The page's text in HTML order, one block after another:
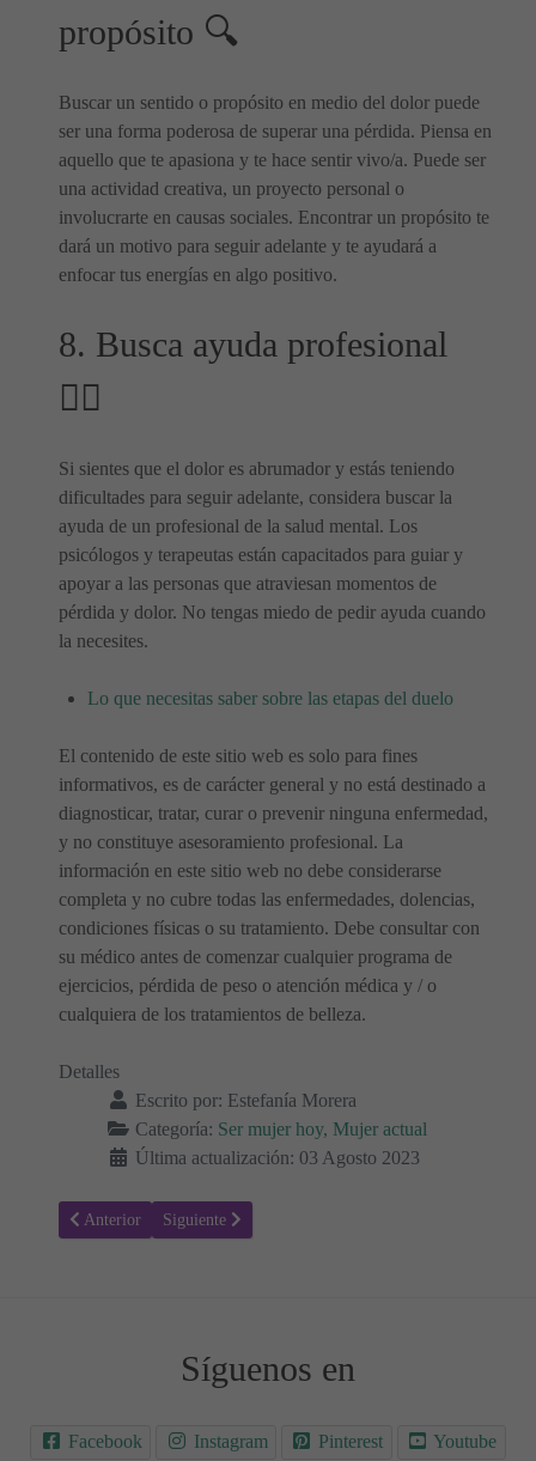
propósito 🔍
Buscar un sentido o propósito en medio del dolor puede
ser una forma poderosa de superar una pérdida. Piensa en
aquello que te apasiona y te hace sentir vivo/a. Puede ser
una actividad creativa, un proyecto personal o
involucrarte en causas sociales. Encontrar un propósito te
dará un motivo para seguir adelante y te ayudará a
enfocar tus energías en algo positivo.
8. Busca ayuda profesional
🧑‍⚕️
Si sientes que el dolor es abrumador y estás teniendo
dificultades para seguir adelante, considera buscar la
ayuda de un profesional de la salud mental. Los
psicólogos y terapeutas están capacitados para guiar y
apoyar a las personas que atraviesan momentos de
pérdida y dolor. No tengas miedo de pedir ayuda cuando
la necesites.
Lo que necesitas saber sobre las etapas del duelo
El contenido de este sitio web es solo para fines
informativos, es de carácter general y no está destinado a
diagnosticar, tratar, curar o prevenir ninguna enfermedad,
y no constituye asesoramiento profesional. La
información en este sitio web no debe considerarse
completa y no cubre todas las enfermedades, dolencias,
condiciones físicas o su tratamiento. Debe consultar con
su médico antes de comenzar cualquier programa de
ejercicios, pérdida de peso o atención médica y / o
cualquiera de los tratamientos de belleza.
Detalles
Escrito por: Estefanía Morera
Categoría: Ser mujer hoy, Mujer actual
Última actualización: 03 Agosto 2023
Artículo anterior: Encontrar la calma en el caos: Estrategias para
Anterior Artículo siguiente: Métodos anticonceptivos - Tipos,
Siguiente
Síguenos en
Facebook Instagram Pinterest Youtube